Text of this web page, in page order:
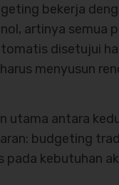
bekerja
artinya semua
disetujui
menyusun
utama antara
budgeting
pada kebutuhan